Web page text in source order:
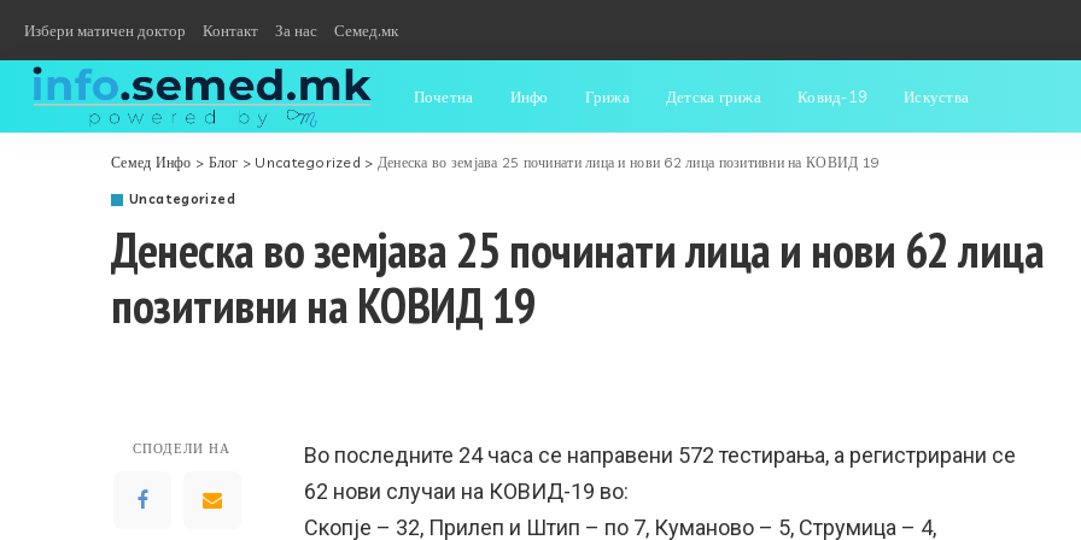
Избери матичен доктор Контакт За нас Семед.мк
Почетна Инфо Грижа Детска грижа Ковид-19 Искуства
Семед Инфо > Блог > Uncategorized > Денеска во земјава 25 починати лица и нови 62 лица позитивни на КОВИД 19
Uncategorized
Денеска во земјава 25 починати лица и нови 62 лица
позитивни на КОВИД 19
СПОДЕЛИ НА
Во последните 24 часа се направени 572 тестирања, а регистрирани се
62 нови случаи на КОВИД-19 во:
Скопје – 32, Прилеп и Штип – по 7, Куманово – 5, Струмица – 4,